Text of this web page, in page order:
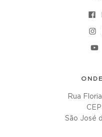
Rua
São José